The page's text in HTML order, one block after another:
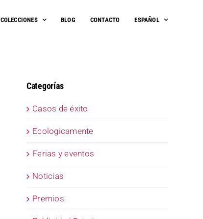
COLECCIONES BLOG CONTACTO ESPAÑOL
Categorías
Casos de éxito
Ecologicamente
Ferias y eventos
Noticias
Premios